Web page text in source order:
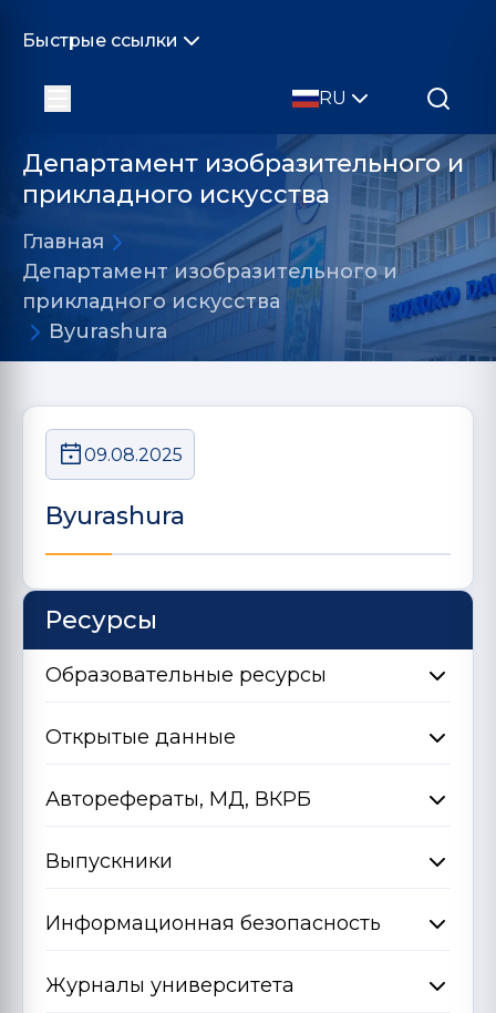
Быстрые ссылки
RU
Департамент изобразительного и
прикладного искусства
Главная
Департамент изобразительного и
прикладного искусства
Byurashura
09.08.2025
Byurashura
Ресурсы
Образовательные ресурсы
Открытые данные
Авторефераты, МД, ВКРБ
Выпускники
Информационная безопасность
Журналы университета